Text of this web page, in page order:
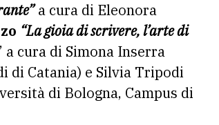
a cura di Eleonora
“La gioia di scrivere, l’arte di
a cura di Simona Inserra
di Catania) e Silvia Tripodi
di Bologna, Campus di